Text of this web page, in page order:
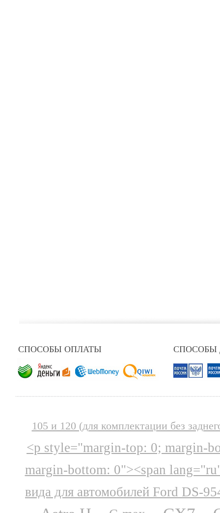
СПОСОБЫ ОПЛАТЫ СПОСОБЫ
105 и 120 (для комплектации без
<p style="margin-top: 0; margin-
margin-bottom: 0"><span
вида для автомобилей Ford DS-